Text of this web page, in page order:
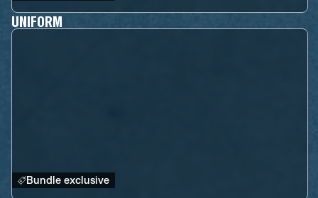
UNIFORM
Bundle exclusive